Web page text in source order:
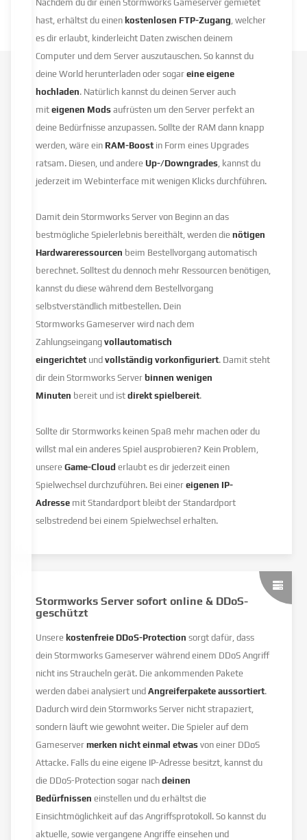
Nachdem du dir einen Stormworks Gameserver gemietet
hast, erhältst du einenkostenlosen FTP-Zugang , welcher
es dir erlaubt, kinderleicht Daten zwischen deinem
Computer und dem Server auszutauschen. So kannst du
deine World herunterladen oder sogareine eigene
hochladen. Natürlich kannst du deinen Server auch
miteigenen Modsaufrüsten um den Server perfekt an
deine Bedürfnisse anzupassen. Sollte der RAM dann knapp
werden, wäre ein RAM-Boost in Form eines Upgrades
ratsam. Diesen, und andere Up-/Downgrades , kannst du
jederzeit im Webinterface mit wenigen Klicks durchführen.
Damit dein Stormworks Server von Beginn an das
bestmögliche Spielerlebnis bereithält, werden dienötigen
Hardwareressourcen beim Bestellvorgang automatisch
berechnet. Solltest du dennoch mehr Ressourcen benötigen,
kannst du diese während dem Bestellvorgang
selbstverständlich mitbestellen. Dein
Stormworks Gameserver wird nach dem
Zahlungseingangvollautomatisch
eingerichtet undvollständig vorkonfiguriert. Damit steht
dir dein Stormworks Serverbinnen wenigen
Minuten bereit und istdirekt spielbereit.
Sollte dir Stormworks keinen Spaß mehr machen oder du
willst mal ein anderes Spiel ausprobieren? Kein Problem,
unsereGame-Cloud erlaubt es dir jederzeit einen
Spielwechsel durchzuführen. Bei einereigenen IP-
Adresse mit Standardport bleibt der Standardport
selbstredend bei einem Spielwechsel erhalten.
Stormworks Server sofort online & DDoS-
geschützt
Unserekostenfreie DDoS-Protection sorgt dafür, dass
dein Stormworks Gameserver während einem DDoS Angriff
nicht ins Straucheln gerät. Die ankommenden Pakete
werden dabei analysiert undAngreiferpakete aussortiert.
Dadurch wird dein Stormworks Server nicht strapaziert,
sondern läuft wie gewohnt weiter. Die Spieler auf dem
Gameservermerken nicht einmal etwas von einer DDoS
Attacke. Falls du eine eigene IP-Adresse besitzt, kannst du
die DDoS-Protection sogar nachdeinen
Bedürfnisseneinstellen und du erhältst die
Einsichtmöglichkeit auf das Angriffsprotokoll. So kannst du
aktuelle, sowie vergangene Angriffe einsehen und